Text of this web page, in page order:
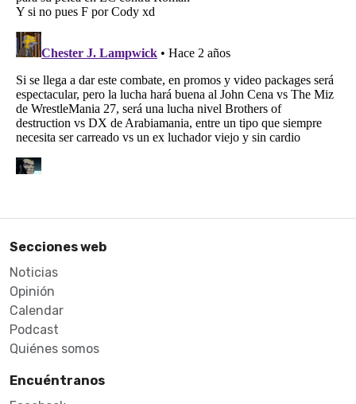
Secciones web
Noticias
Opinión
Calendar
Podcast
Quiénes somos
Encuéntranos